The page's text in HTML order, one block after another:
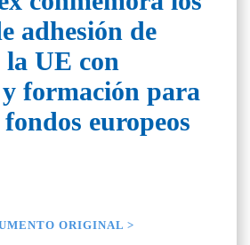
adhesión de
la UE con
formación para
europeos
ORIGINAL >